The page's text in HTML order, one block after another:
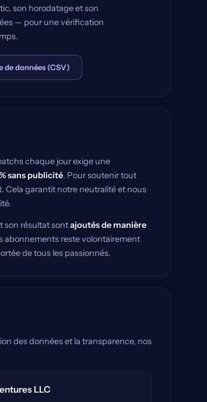
son horodatage et son
— pour une vérification
de données (CSV)
chaque jour exige une
sans publicité. Pour soutenir tout
Cela garantit notre neutralité et nous
son résultat sontajoutés de manière
abonnements reste volontairement
de tous les passionnés.
des données et la transparence, nos
LLC